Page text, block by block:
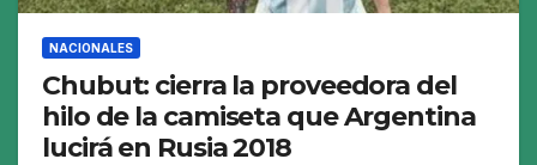
NACIONALES
Chubut: cierra la proveedora del
hilo de la camiseta que Argentina
lucirá en Rusia 2018